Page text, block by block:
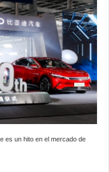
es un hito en el mercado de